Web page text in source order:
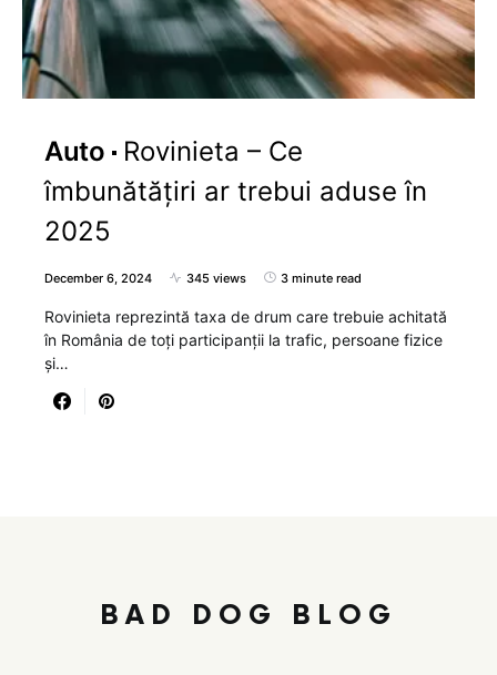
Auto
Rovinieta – Ce
îmbunătățiri ar trebui aduse în
2025
December 6, 2024 345 views 3 minute read
Rovinieta reprezintă taxa de drum care trebuie achitată
în România de toți participanții la trafic, persoane fizice
și…
BAD DOG BLOG